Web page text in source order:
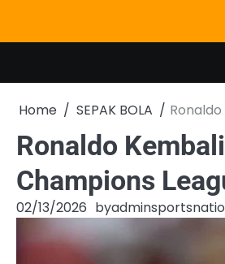
content
Home SEPAK BOLA
Ronaldo
Champions
02/13/2026 by